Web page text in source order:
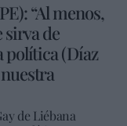
“Al menos,
sirva de
política (Díaz
de Liébana